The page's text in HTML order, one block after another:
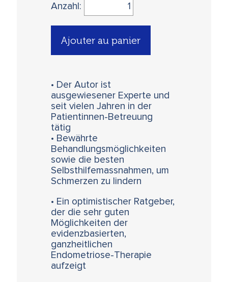
Anzahl:
Ajouter au panier
• Der Autor ist
ausgewiesener Experte und
seit vielen Jahren in der
Patientinnen-Betreuung
tätig
• Bewährte
Behandlungsmöglichkeiten
sowie die besten
Selbsthilfemassnahmen, um
Schmerzen zu lindern
• Ein optimistischer Ratgeber,
der die sehr guten
Möglichkeiten der
evidenzbasierten,
ganzheitlichen
Endometriose-Therapie
aufzeigt